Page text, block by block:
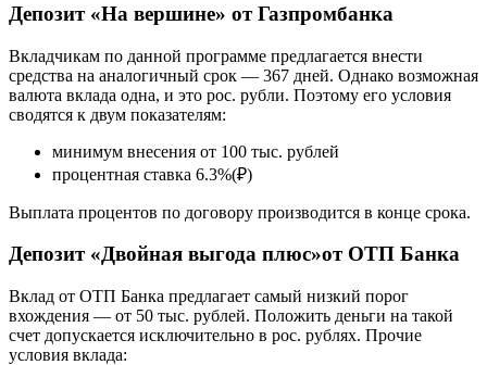
Депозит «На вершине» от Газпромбанка
Вкладчикам по данной программе предлагается внести
средства на аналогичный срок — 367 дней. Однако возможная
валюта вклада одна, и это рос. рубли. Поэтому его условия
сводятся к двум показателям:
минимум внесения от 100 тыс. рублей
процентная ставка 6.3%(₽)
Выплата процентов по договору производится в конце срока.
Депозит «Двойная выгода плюс»от ОТП Банка
Вклад от ОТП Банка предлагает самый низкий порог
вхождения — от 50 тыс. рублей. Положить деньги на такой
счет допускается исключительно в рос. рублях. Прочие
условия вклада: